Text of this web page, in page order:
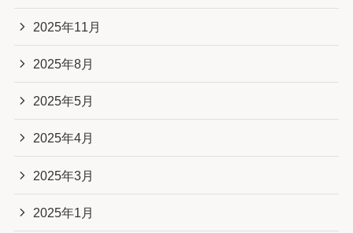
2025年11月
2025年8月
2025年5月
2025年4月
2025年3月
2025年1月